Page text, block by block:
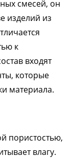
смесей, он
изделий из
к
входят
которые
материала.
пористостью,
влагу.